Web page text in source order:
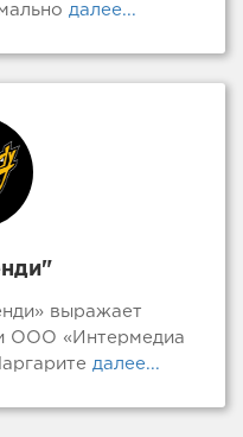
далее...
выражает
ООО «Интермедиа
далее...